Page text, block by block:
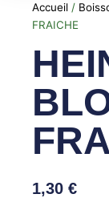
Accueil /
FRAICHE
1,30€